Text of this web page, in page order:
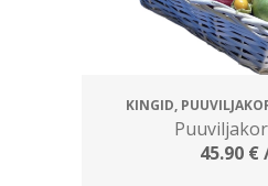
KINGID,
45.90 €